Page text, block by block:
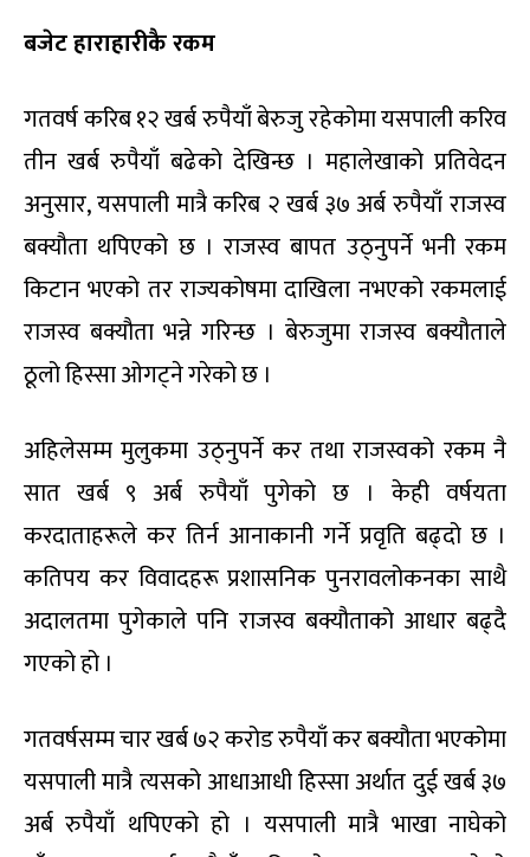
बजेट हाराहारीकै रकम
गतवर्ष करिब १२ खर्ब रुपैयाँ बेरुजु रहेकोमा यसपाली करिव
तीन खर्ब रुपैयाँ बढेको देखिन्छ । महालेखाको प्रतिवेदन
अनुसार, यसपाली मात्रै करिब २ खर्ब ३७ अर्ब रुपैयाँ राजस्व
बक्यौता थपिएको छ । राजस्व बापत उठ्नुपर्ने भनी रकम
किटान भएको तर राज्यकोषमा दाखिला नभएको रकमलाई
राजस्व बक्यौता भन्ने गरिन्छ । बेरुजुमा राजस्व बक्यौताले
ठूलो हिस्सा ओगट्ने गरेको छ ।
अहिलेसम्म मुलुकमा उठ्नुपर्ने कर तथा राजस्वको रकम नै
सात खर्ब ९ अर्ब रुपैयाँ पुगेको छ । केही वर्षयता
करदाताहरूले कर तिर्न आनाकानी गर्ने प्रवृति बढ्दो छ ।
कतिपय कर विवादहरू प्रशासनिक पुनरावलोकनका साथै
अदालतमा पुगेकाले पनि राजस्व बक्यौताको आधार बढ्दै
गएको हो ।
गतवर्षसम्म चार खर्ब ७२ करोड रुपैयाँ कर बक्यौता भएकोमा
यसपाली मात्रै त्यसको आधाआधी हिस्सा अर्थात दुई खर्ब ३७
अर्ब रुपैयाँ थपिएको हो । यसपाली मात्रै भाखा नाघेको